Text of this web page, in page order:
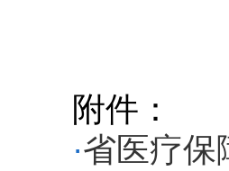
附件：
·省医疗保